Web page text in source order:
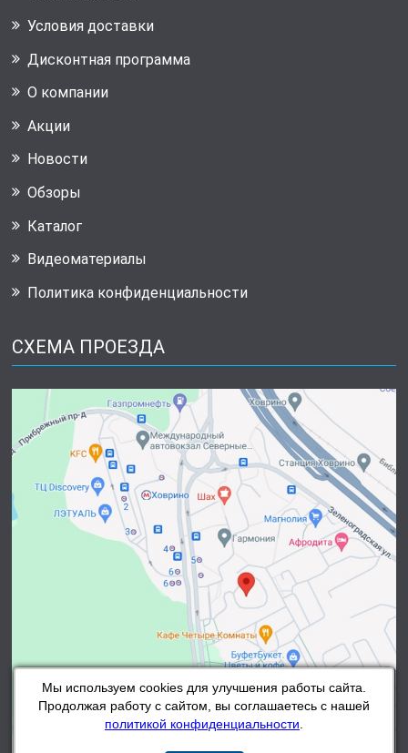
Мы используем cookies для улучшения работы сайта.
Продолжая работу с сайтом, вы соглашаетесь с нашей
политикой конфиденциальности
Условия доставки
Дисконтная программа
О компании
Акции
Новости
Обзоры
Каталог
Видеоматериалы
Политика конфиденциальности
СХЕМА ПРОЕЗДА